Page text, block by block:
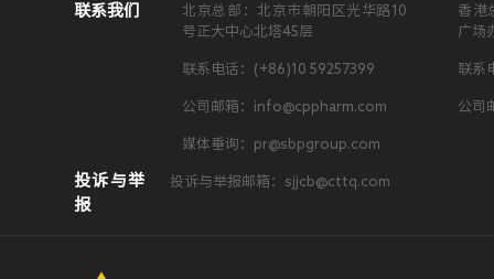
联系我们
北京总部：北京市朝阳区光华路10
号正大中心北塔45层
联系电话：(+86)10 59257399
公司邮箱：info@cppharm.com
媒体垂询：pr@sbpgroup.com
香港
广场
联系
公司
投诉与举
报
投诉与举报邮箱：sjjcb@cttq.com